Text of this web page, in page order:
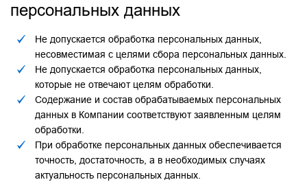
персональных данных
Не допускается обработка персональных данных,
несовместимая с целями сбора персональных данных.
Не допускается обработка персональных данных,
которые не отвечают целям обработки.
Содержание и состав обрабатываемых персональных
данных в Компании соответствуют заявленным целям
обработки.
При обработке персональных данных обеспечивается
точность, достаточность, а в необходимых случаях
актуальность персональных данных.